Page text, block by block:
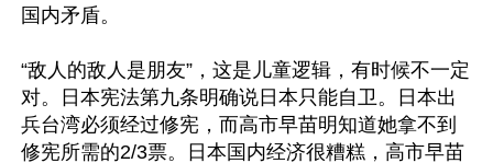
国内矛盾。
“敌人的敌人是朋友”，这是儿童逻辑，有时候不一定
对。日本宪法第九条明确说日本只能自卫。日本出
兵台湾必须经过修宪，而高市早苗明知道她拿不到
修宪所需的2/3票。日本国内经济很糟糕，高市早苗